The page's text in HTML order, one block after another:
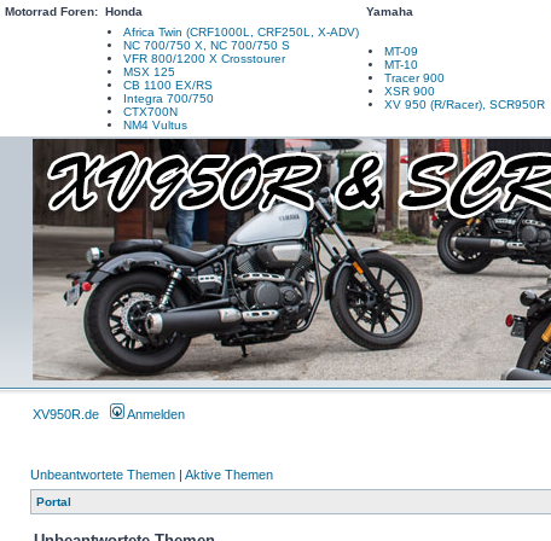
Motorrad Foren: Honda Yamaha
Africa Twin (CRF1000L, CRF250L, X-ADV)
NC 700/750 X, NC 700/750 S
VFR 800/1200 X Crosstourer
MSX 125
CB 1100 EX/RS
Integra 700/750
CTX700N
NM4 Vultus
MT-09
MT-10
Tracer 900
XSR 900
XV 950 (R/Racer), SCR950R
XV950R.de Anmelden
Unbeantwortete Themen | Aktive Themen
Portal